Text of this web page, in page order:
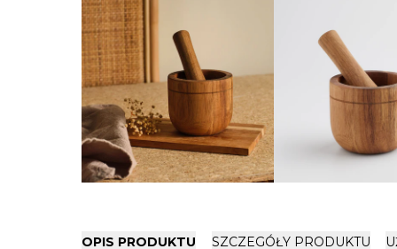
OPIS PRODUKTU SZCZEGÓŁY PRODUKTU